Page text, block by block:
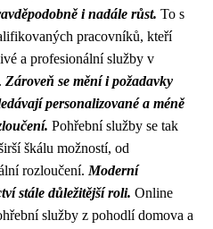
i nadále růst. To s
pracovníků, kteří
a profesionální služby v
Zároveň se mění i požadavky
personalizované a méně
Pohřební služby se tak
škálu možností, od
rozloučení. Moderní
stále důležitější roli. Online
služby z pohodlí domova a